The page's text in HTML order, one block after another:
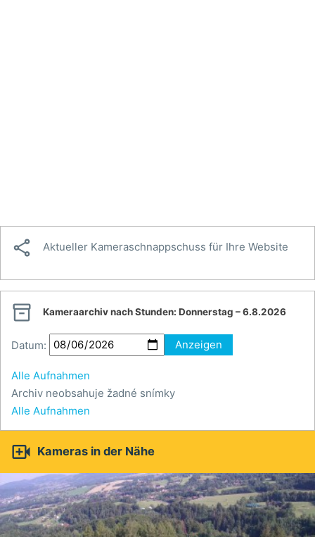
 Aktueller Kameraschnappschuss für Ihre Website
 Kameraarchiv nach Stunden: Donnerstag – 6.8.2026
Datum: Anzeigen
Alle Aufnahmen
Archiv neobsahuje žadné snímky
Alle Aufnahmen
 Kameras in der Nähe